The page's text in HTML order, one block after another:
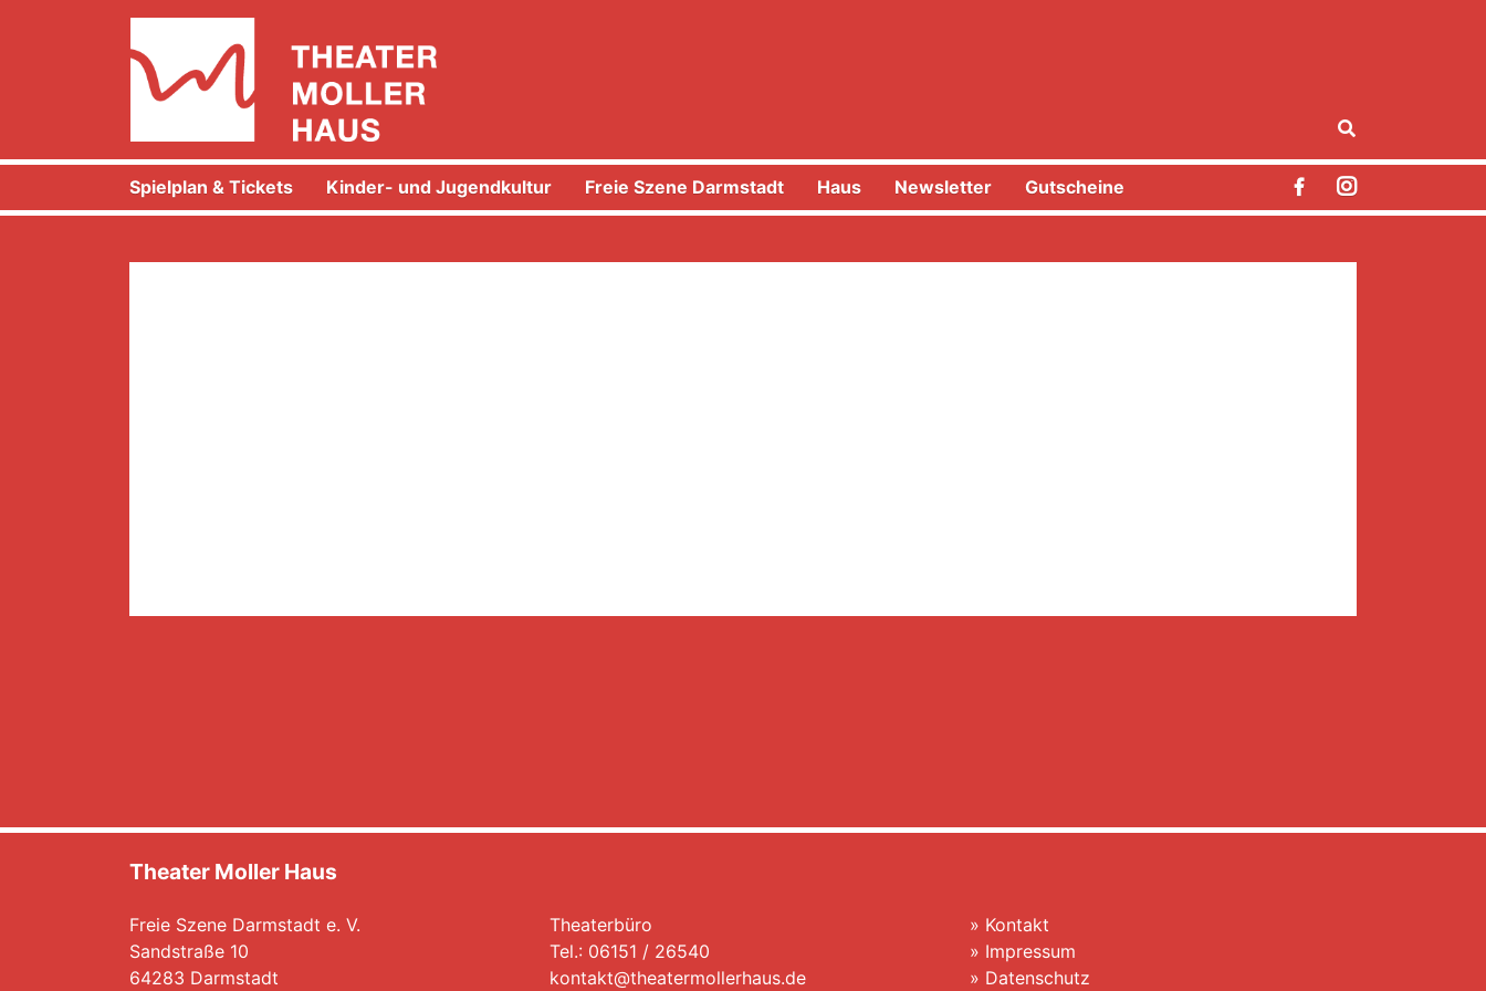
Spielplan & Tickets Kinder- und Jugendkultur Freie Szene Darmstadt Haus Newsletter Gutscheine
Theater Moller Haus
Freie Szene Darmstadt e. V.
Sandstraße 10
64283 Darmstadt
Theaterbüro
Tel.: 06151 / 26540
kontakt@theatermollerhaus.de
» Kontakt
» Impressum
» Datenschutz